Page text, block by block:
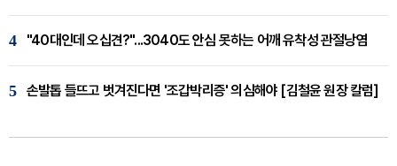
4 "40대인데 오십견?"...3040도 안심 못하는 어깨 유착성 관절낭염
5 손발톱 들뜨고 벗겨진다면 '조갑박리증' 의심해야 [김철윤 원장 칼럼]